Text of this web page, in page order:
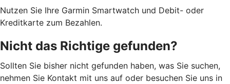
Nutzen Sie Ihre Garmin Smartwatch und Debit- oder
Kreditkarte zum Bezahlen.
Nicht das Richtige gefunden?
Sollten Sie bisher nicht gefunden haben, was Sie suchen,
nehmen Sie Kontakt mit uns auf oder besuchen Sie uns in